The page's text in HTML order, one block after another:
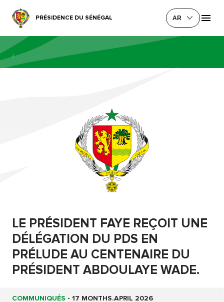
PRÉSIDENCE DU SÉNÉGAL AR
/
LE PRÉSIDENT FAYE REÇOIT UNE
DÉLÉGATION DU PDS EN
PRÉLUDE AU CENTENAIRE DU
PRÉSIDENT ABDOULAYE WADE.
COMMUNIQUÉS - 17 MONTHS.APRIL 2026